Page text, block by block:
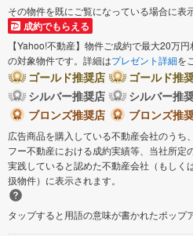
その物件を既にご覧になっている場合に表
成約でもらえる
【Yahoo!不動産】物件ご成約で最大20万
の対象物件です。詳細はプレゼント詳細を
ゴールド推奨店
ゴールド推
シルバー推奨店
シルバー推
ブロンズ推奨店
ブロンズ推
広告商品を購入している不動産会社のうち
フー不動産における成約実績等、当社所定
実践していると認めた不動産会社（もしく
扱物件）に表示されます。
タップすると用語の意味が書かれたポップ